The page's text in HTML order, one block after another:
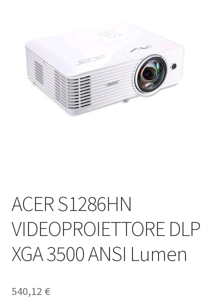
ACER S1286HN
VIDEOPROIETTORE DLP
XGA 3500 ANSI Lumen
540,12 €